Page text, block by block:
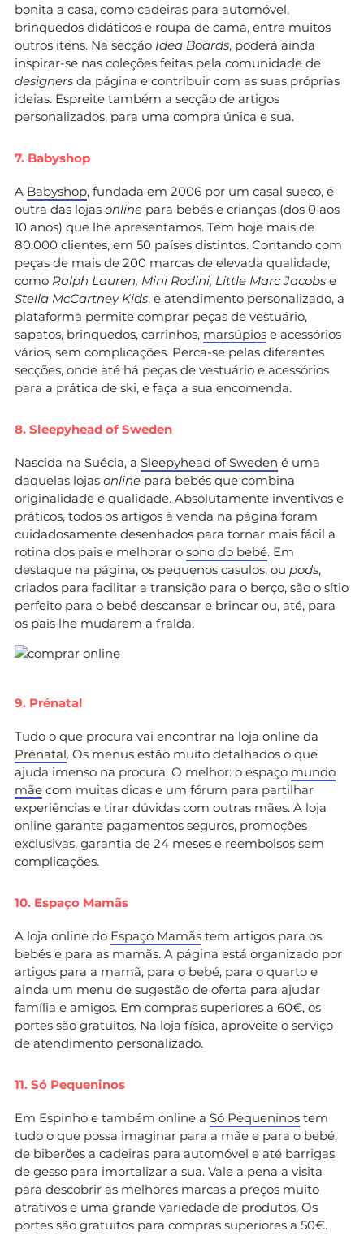
bonita a casa, como cadeiras para automóvel,
brinquedos didáticos e roupa de cama, entre muitos
outros itens. Na secção Idea Boards, poderá ainda
inspirar-se nas coleções feitas pela comunidade de
designers da página e contribuir com as suas próprias
ideias. Espreite também a secção de artigos
personalizados, para uma compra única e sua.
7. Babyshop
A Babyshop, fundada em 2006 por um casal sueco, é
outra das lojas online para bebés e crianças (dos 0 aos
10 anos) que lhe apresentamos. Tem hoje mais de
80.000 clientes, em 50 países distintos. Contando com
peças de mais de 200 marcas de elevada qualidade,
como Ralph Lauren, Mini Rodini, Little Marc Jacobs e
Stella McCartney Kids, e atendimento personalizado, a
plataforma permite comprar peças de vestuário,
sapatos, brinquedos, carrinhos, marsúpios e acessórios
vários, sem complicações. Perca-se pelas diferentes
secções, onde até há peças de vestuário e acessórios
para a prática de ski, e faça a sua encomenda.
8. Sleepyhead of Sweden
Nascida na Suécia, a Sleepyhead of Sweden é uma
daquelas lojas online para bebés que combina
originalidade e qualidade. Absolutamente inventivos e
práticos, todos os artigos à venda na página foram
cuidadosamente desenhados para tornar mais fácil a
rotina dos pais e melhorar o sono do bebé. Em
destaque na página, os pequenos casulos, ou pods,
criados para facilitar a transição para o berço, são o sítio
perfeito para o bebé descansar e brincar ou, até, para
os pais lhe mudarem a fralda.
9. Prénatal
Tudo o que procura vai encontrar na loja online da
Prénatal. Os menus estão muito detalhados o que
ajuda imenso na procura. O melhor: o espaço mundo
mãe com muitas dicas e um fórum para partilhar
experiências e tirar dúvidas com outras mães. A loja
online garante pagamentos seguros, promoções
exclusivas, garantia de 24 meses e reembolsos sem
complicações.
10. Espaço Mamãs
A loja online do Espaço Mamãs tem artigos para os
bebés e para as mamãs. A página está organizado por
artigos para a mamã, para o bebé, para o quarto e
ainda um menu de sugestão de oferta para ajudar
família e amigos. Em compras superiores a 60€, os
portes são gratuitos. Na loja física, aproveite o serviço
de atendimento personalizado.
11. Só Pequeninos
Em Espinho e também online a Só Pequeninos tem
tudo o que possa imaginar para a mãe e para o bebé,
de biberões a cadeiras para automóvel e até barrigas
de gesso para imortalizar a sua. Vale a pena a visita
para descobrir as melhores marcas a preços muito
atrativos e uma grande variedade de produtos. Os
portes são gratuitos para compras superiores a 50€.